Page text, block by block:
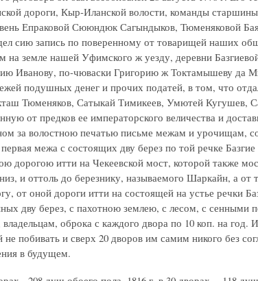
дороги, Кыр-Иланской волости, команды
Епраковой Сююндюк Сагындыков, Тюменяковой
сию запись по поверенному от товарищей наших
на земле нашей Уфимского ж уезду, деревни
Иванову, по-чюваски Григорию ж Токтамышеву да
подушных денег и прочих податей, в том, что
Тюменяков, Сатыкай Тимикеев, Умютей Кугушев,
от предков ее императорского величества и
за волостною печатью письме межам и урочищам,
межа с состоящих дву берез по той речке
дорогою итти на Чекеевской мост, которой также
и оттоль до березнику, называемого Шаркайн, а
от оной дороги итти на состоящей на устье речки
дву берез, с пахотною землею, с лесом, с сенными
оброка с каждого двора по 10 коп. на
не побивать и сверх 20 дворов им самим никого без
в будущем.